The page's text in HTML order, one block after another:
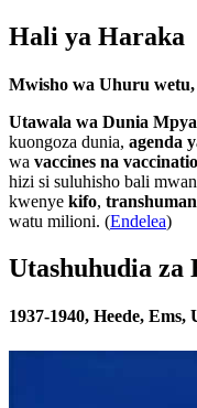
Hali ya Haraka
Mwisho wa Uhuru wetu,
Utawala wa Dunia Mpya
kuongoza dunia, agenda
wa vaccines na
hizi si suluhisho bali
kwenye kifo,
watu milioni. (Endelea)
Utashuhudia
1937-1940, Heede,